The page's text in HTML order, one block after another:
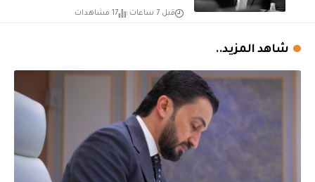
قبل 7 ساعات 17 مشاهدات
شاهد المزيد..